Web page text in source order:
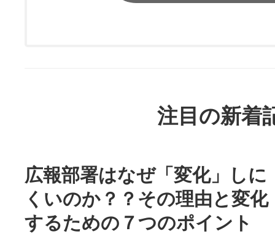
注目の新着
広報部署はなぜ「変化」しに
くいのか？？その理由と変化
するための７つのポイント